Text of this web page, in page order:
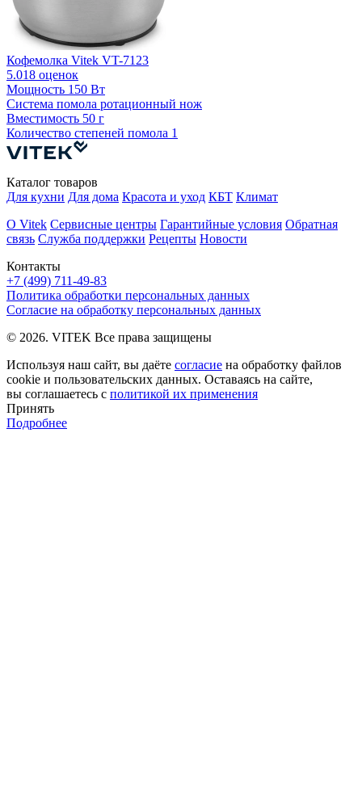
Кофемолка Vitek VT-7123
5.018 оценок
Мощность 150 Вт
Система помола ротационный нож
Вместимость 50 г
Количество степеней помола 1
Контакты
+7 (499) 711-49-83
Каталог товаров
Для кухни Для дома Красота и уход КБТ Климат
О Vitek Сервисные центры Гарантийные условия Обратная
связь Служба поддержки Рецепты Новости
Политика обработки персональных данных
Согласие на обработку персональных данных
© 2026. VITEK Все права защищены
Используя наш сайт, вы даёте согласие на обработку файлов
cookie и пользовательских данных. Оставаясь на сайте,
вы соглашаетесь с политикой их применения
Принять
Подробнее